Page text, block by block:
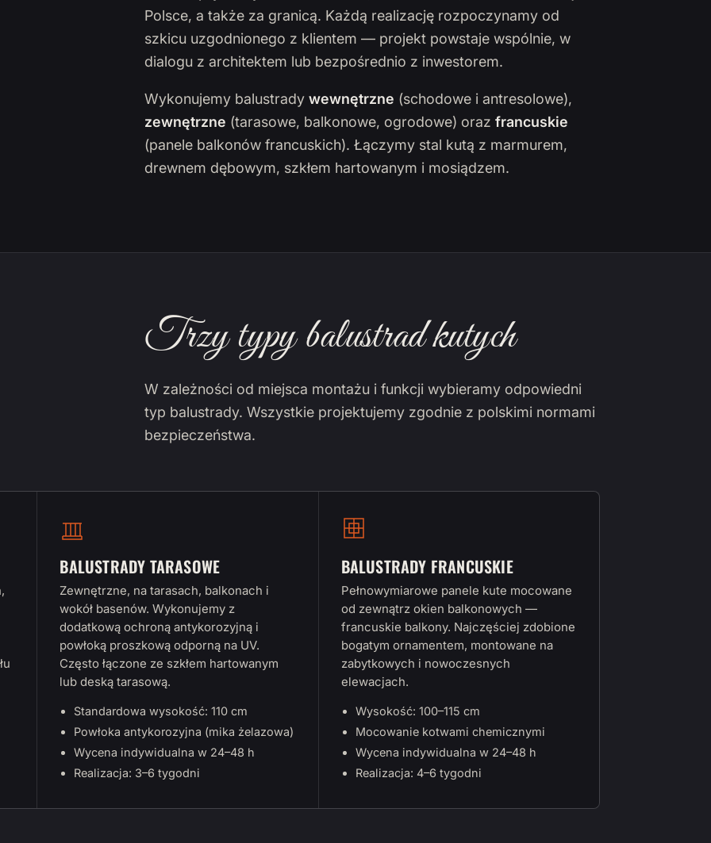
Polsce, a także za granicą. Każdą realizację rozpoczynamy od
szkicu uzgodnionego z klientem — projekt powstaje wspólnie, w
dialogu z architektem lub bezpośrednio z inwestorem.
Wykonujemy balustrady wewnętrzne (schodowe i antresolowe),
zewnętrzne (tarasowe, balkonowe, ogrodowe) oraz francuskie
(panele balkonów francuskich). Łączymy stal kutą z marmurem,
drewnem dębowym, szkłem hartowanym i mosiądzem.
Trzy typy balustrad kutych
W zależności od miejsca montażu i funkcji wybieramy odpowiedni
typ balustrady. Wszystkie projektujemy zgodnie z polskimi normami
bezpieczeństwa.
BALUSTRADY TARASOWE
Zewnętrzne, na tarasach, balkonach i
wokół basenów. Wykonujemy z
dodatkową ochroną antykorozyjną i
powłoką proszkową odporną na UV.
Często łączone ze szkłem hartowanym
lub deską tarasową.
Standardowa wysokość: 110 cm
Powłoka antykorozyjna (mika żelazowa)
Wycena indywidualna w 24–48 h
Realizacja: 3–6 tygodni
BALUSTRADY FRANCUSKIE
Pełnowymiarowe panele kute mocowane
od zewnątrz okien balkonowych —
francuskie balkony. Najczęściej zdobione
bogatym ornamentem, montowane na
zabytkowych i nowoczesnych
elewacjach.
Wysokość: 100–115 cm
Mocowanie kotwami chemicznymi
Wycena indywidualna w 24–48 h
Realizacja: 4–6 tygodni